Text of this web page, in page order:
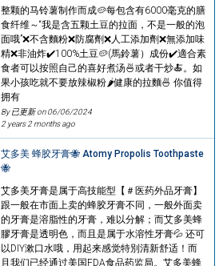
整颗的马铃薯制作而成🥔每包含有6000毫克的膳
食纤维～“我是含五颗土豆的拉面，不是一般的泡
面哦”❌不含麵粉❌防腐劑❌人工添加劑❌無添加味
精❌非油炸✔️100%土豆🥔(馬鈴薯）成份✔️適合素
食者可以按照自己的喜好煮汤🍜或者干炒🍝。如
果小孩吃就不要放辣椒粉🌶健康的拉麵🍜 你值得
拥有
By 已更新 on06/06/2024
2 years 2 months ago
艾多美 蜂胶牙膏🐝 Atomy Propolis Toothpaste
🐝
艾多美牙膏是属于高技能型【＃医药外品牙膏】
跟一般在市面上卖的蜂胶牙膏不同，一般外面卖
的牙膏是溶脂性的牙膏，难以分解；而艾多美蜂
膠牙膏是透明色，而且是属于水溶性牙膏💦 还可
以DIY漱口水哦，用起来感觉特別清新舒适！而
且我们已经通过美国FDA食品药监局。艾多美蜂